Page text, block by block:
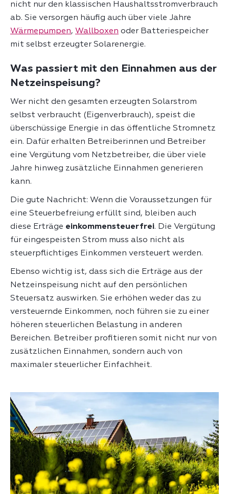
nicht nur den klassischen Haushaltsstromverbrauch
ab. Sie versorgen häufig auch über viele Jahre
Wärmepumpen, Wallboxen oder Batteriespeicher
mit selbst erzeugter Solarenergie.
Was passiert mit den Einnahmen aus der
Netzeinspeisung?
Wer nicht den gesamten erzeugten Solarstrom
selbst verbraucht (Eigenverbrauch), speist die
überschüssige Energie in das öffentliche Stromnetz
ein. Dafür erhalten Betreiberinnen und Betreiber
eine Vergütung vom Netzbetreiber, die über viele
Jahre hinweg zusätzliche Einnahmen generieren
kann.
Die gute Nachricht: Wenn die Voraussetzungen für
eine Steuerbefreiung erfüllt sind, bleiben auch
diese Erträge einkommensteuerfrei. Die Vergütung
für eingespeisten Strom muss also nicht als
steuerpflichtiges Einkommen versteuert werden.
Ebenso wichtig ist, dass sich die Erträge aus der
Netzeinspeisung nicht auf den persönlichen
Steuersatz auswirken. Sie erhöhen weder das zu
versteuernde Einkommen, noch führen sie zu einer
höheren steuerlichen Belastung in anderen
Bereichen. Betreiber profitieren somit nicht nur von
zusätzlichen Einnahmen, sondern auch von
maximaler steuerlicher Einfachheit.